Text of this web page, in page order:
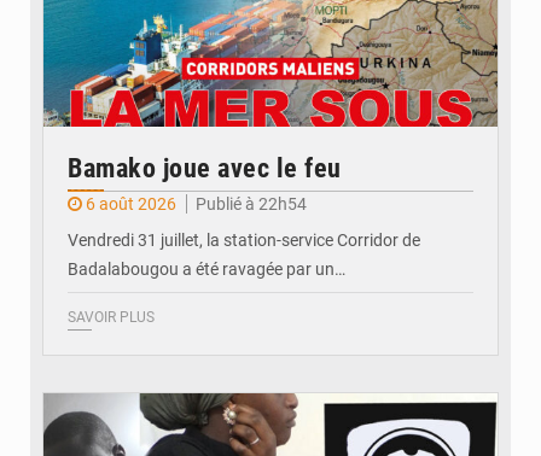
Bamako joue avec le feu
6 août 2026
Publié à 22h54
Vendredi 31 juillet, la station-service Corridor de
Badalabougou a été ravagée par un…
SAVOIR PLUS